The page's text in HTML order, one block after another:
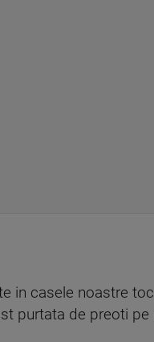
in casele noastre
purtata de preoti pe